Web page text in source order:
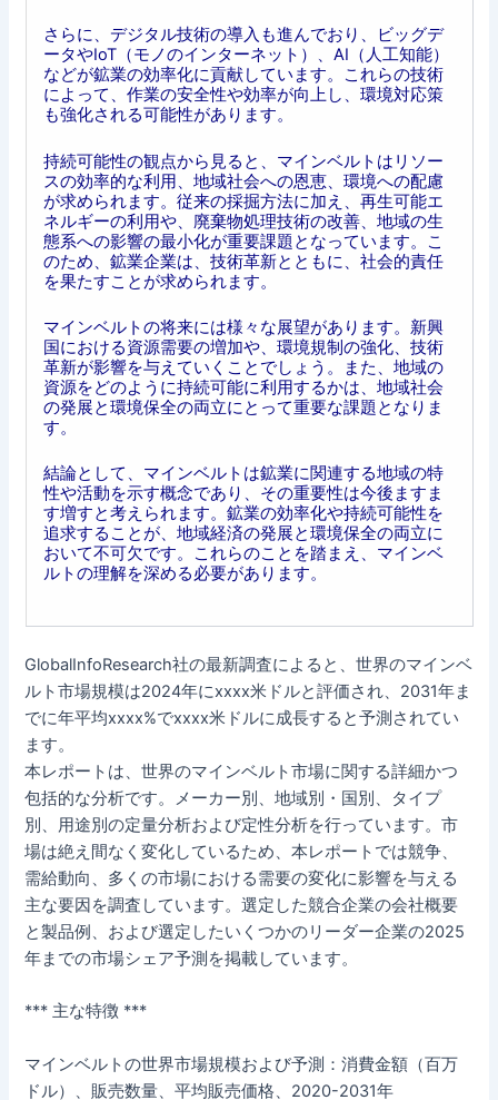
さらに、デジタル技術の導入も進んでおり、ビッグデ
ータやIoT（モノのインターネット）、AI（人工知能）
などが鉱業の効率化に貢献しています。これらの技術
によって、作業の安全性や効率が向上し、環境対応策
も強化される可能性があります。
持続可能性の観点から見ると、マインベルトはリソー
スの効率的な利用、地域社会への恩恵、環境への配慮
が求められます。従来の採掘方法に加え、再生可能エ
ネルギーの利用や、廃棄物処理技術の改善、地域の生
態系への影響の最小化が重要課題となっています。こ
のため、鉱業企業は、技術革新とともに、社会的責任
を果たすことが求められます。
マインベルトの将来には様々な展望があります。新興
国における資源需要の増加や、環境規制の強化、技術
革新が影響を与えていくことでしょう。また、地域の
資源をどのように持続可能に利用するかは、地域社会
の発展と環境保全の両立にとって重要な課題となりま
す。
結論として、マインベルトは鉱業に関連する地域の特
性や活動を示す概念であり、その重要性は今後ますま
す増すと考えられます。鉱業の効率化や持続可能性を
追求することが、地域経済の発展と環境保全の両立に
おいて不可欠です。これらのことを踏まえ、マインベ
ルトの理解を深める必要があります。
GlobalInfoResearch社の最新調査によると、世界のマインベ
ルト市場規模は2024年にxxxx米ドルと評価され、2031年ま
でに年平均xxxx%でxxxx米ドルに成長すると予測されてい
ます。
本レポートは、世界のマインベルト市場に関する詳細かつ
包括的な分析です。メーカー別、地域別・国別、タイプ
別、用途別の定量分析および定性分析を行っています。市
場は絶え間なく変化しているため、本レポートでは競争、
需給動向、多くの市場における需要の変化に影響を与える
主な要因を調査しています。選定した競合企業の会社概要
と製品例、および選定したいくつかのリーダー企業の2025
年までの市場シェア予測を掲載しています。
*** 主な特徴 ***
マインベルトの世界市場規模および予測：消費金額（百万
ドル）、販売数量、平均販売価格、2020-2031年